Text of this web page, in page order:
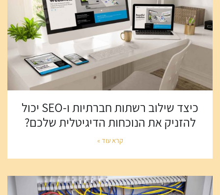
כיצד שילוב רשתות חברתיות ו-SEO יכול
להזניק את הנוכחות הדיגיטלית שלכם?
קרא עוד »